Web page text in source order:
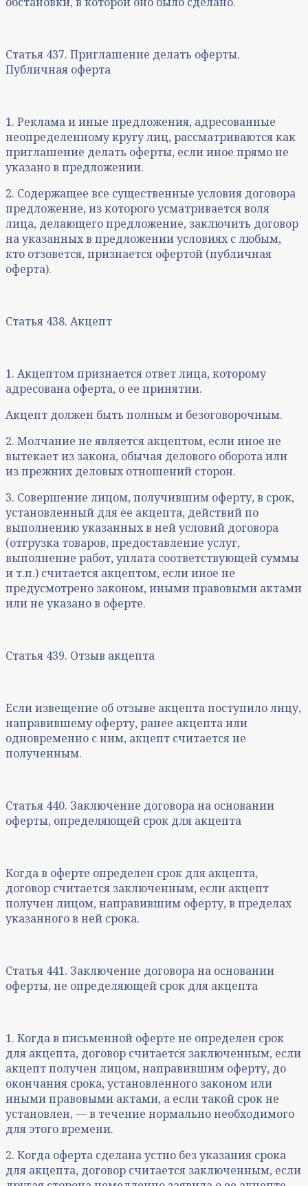
Статья 437. Приглашение делать оферты.
Публичная оферта
1. Реклама и иные предложения, адресованные
неопределенному кругу лиц, рассматриваются как
приглашение делать оферты, если иное прямо не
указано в предложении.
2. Содержащее все существенные условия договора
предложение, из которого усматривается воля
лица, делающего предложение, заключить договор
на указанных в предложении условиях с любым,
кто отзовется, признается офертой (публичная
оферта).
Статья 438. Акцепт
1. Акцептом признается ответ лица, которому
адресована оферта, о ее принятии.
Акцепт должен быть полным и безоговорочным.
2. Молчание не является акцептом, если иное не
вытекает из закона, обычая делового оборота или
из прежних деловых отношений сторон.
3. Совершение лицом, получившим оферту, в срок,
установленный для ее акцепта, действий по
выполнению указанных в ней условий договора
(отгрузка товаров, предоставление услуг,
выполнение работ, уплата соответствующей суммы
и т.п.) считается акцептом, если иное не
предусмотрено законом, иными правовыми актами
или не указано в оферте.
Статья 439. Отзыв акцепта
Если извещение об отзыве акцепта поступило лицу,
направившему оферту, ранее акцепта или
одновременно с ним, акцепт считается не
полученным.
Статья 440. Заключение договора на основании
оферты, определяющей срок для акцепта
Когда в оферте определен срок для акцепта,
договор считается заключенным, если акцепт
получен лицом, направившим оферту, в пределах
указанного в ней срока.
Статья 441. Заключение договора на основании
оферты, не определяющей срок для акцепта
1. Когда в письменной оферте не определен срок
для акцепта, договор считается заключенным, если
акцепт получен лицом, направившим оферту, до
окончания срока, установленного законом или
иными правовыми актами, а если такой срок не
установлен, — в течение нормально необходимого
для этого времени.
2. Когда оферта сделана устно без указания срока
для акцепта, договор считается заключенным, если